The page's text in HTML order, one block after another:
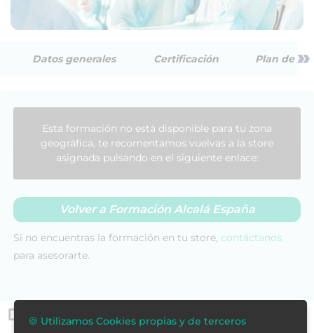
Datos generales Certificación Plan de »
Datos generales
Esta formación no está disponible para tu zona
geográfica, te recomentamos vuelvas a la store
asignada pulsando en el siguiente enlace:
Volver a Formación Alcalá España
Si no encuentras la formación en tu store, contáctanos
para asesorarte.
🍪 Utilizamos Cookies propias y de terceros